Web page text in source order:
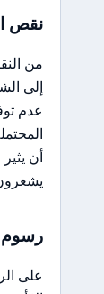
نقص
إلى
عدم
أن
رسوم
على